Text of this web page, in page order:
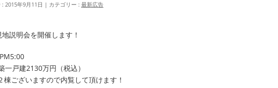
2015年9月11日 カテゴリー : 最新広告
説明会を開催します！
戸建2130万円（税込）
ございますので内覧して頂けます！